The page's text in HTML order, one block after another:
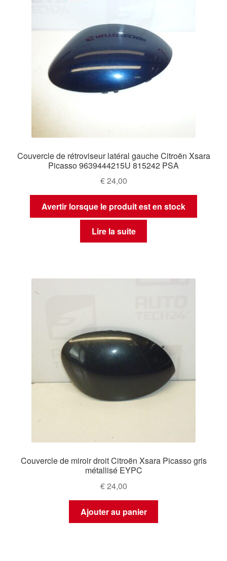
Couvercle de rétroviseur latéral gauche Citroën Xsara
Picasso 9639444215U 815242 PSA
€24,00
Avertir lorsque le produit est en stock
Lire la suite
Couvercle de miroir droit Citroën Xsara Picasso gris
métallisé EYPC
€24,00
Ajouter au panier